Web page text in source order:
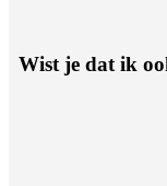
Wist je dat ik